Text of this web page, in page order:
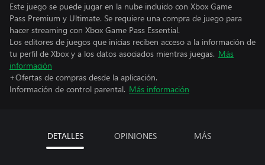
Este juego se puede jugar en la nube incluido con Xbox Game
Pass Premium y Ultimate. Se requiere una compra de juego para
hacer streaming con Xbox Game Pass Essential.
Los editores de juegos que inicias reciben acceso a la información de
tu perfil de Xbox y a los datos asociados mientras juegas. Más
información
+Ofertas de compras desde la aplicación.
Información de control parental. Más información
DETALLES OPINIONES MÁS